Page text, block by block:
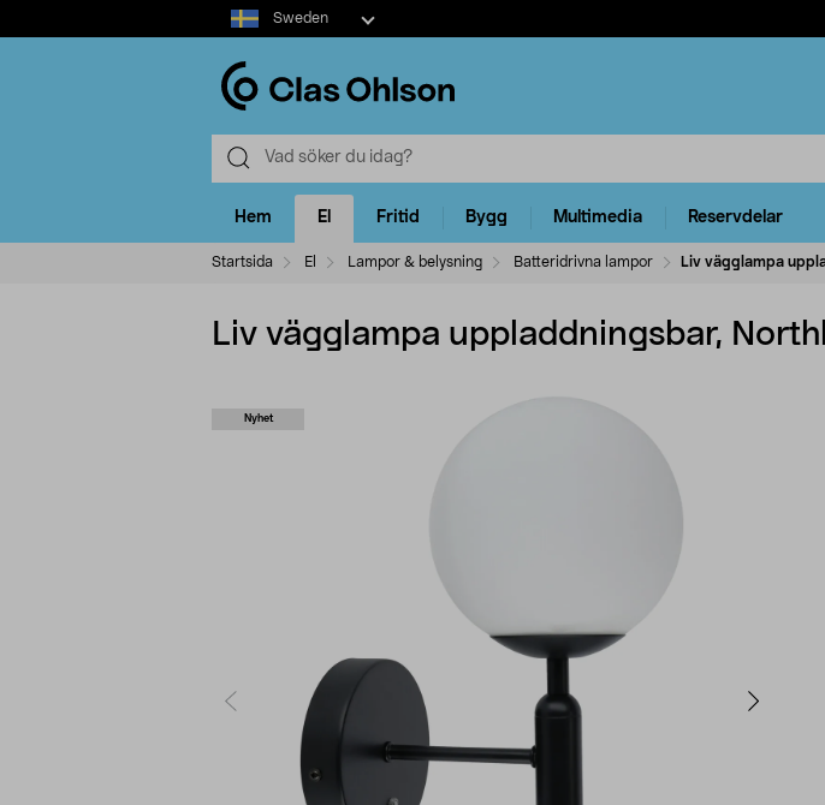
Select
market
Sweden
Hem El Fritid Bygg Multimedia Reservdelar
Startsida El Lampor & belysning Batteridrivna lampor Liv vägglampa
Liv vägglampa uppladdningsbar,
Nyhet